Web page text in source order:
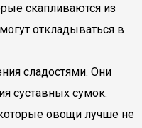
скапливаются из
откладываться в
сладостями. Они
суставных сумок.
овощи лучше не